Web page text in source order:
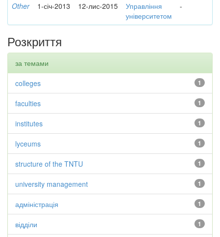
Other 1-січ-2013 12-лис-2015
Управління
університетом
-
Розкриття
за темами
1
colleges
1
faculties
1
institutes
1
lyceums
1
structure of the TNTU
1
university management
1
адміністрація
1
відділи